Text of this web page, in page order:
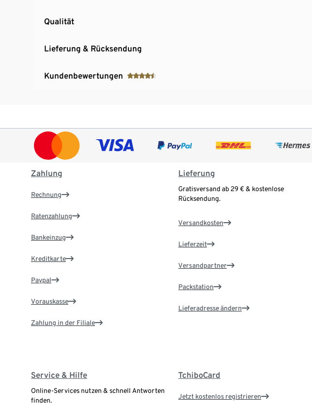
Qualität
Lieferung & Rücksendung
Kundenbewertungen
Zahlung
Rechnung
Ratenzahlung
Bankeinzug
Kreditkarte
Paypal
Vorauskasse
Zahlung in der Filiale
Lieferung
Gratisversand ab 29 € & kostenlose
Rücksendung.
Versandkosten
Lieferzeit
Versandpartner
Packstation
Lieferadresse ändern
Service & Hilfe
Online-Services nutzen & schnell Antworten
finden.
TchiboCard
Jetzt kostenlos registrieren